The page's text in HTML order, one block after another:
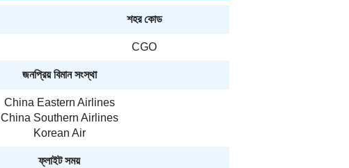
শহর কোড
CGO
জনপ্রিয় বিমান সংস্থা
China Eastern Airlines
China Southern Airlines
Korean Air
ফ্লাইট সময়